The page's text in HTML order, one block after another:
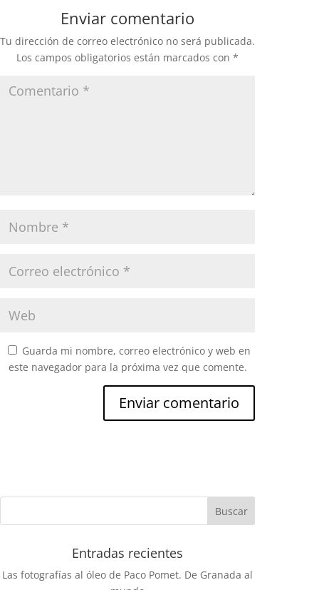
Enviar comentario
Tu dirección de correo electrónico no será publicada.
Los campos obligatorios están marcados con*
Guarda mi nombre, correo electrónico y web en
este navegador para la próxima vez que comente.
Entradas recientes
Las fotografías al óleo de Paco Pomet. De Granada al